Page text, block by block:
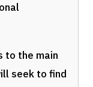
to the main
seek to find